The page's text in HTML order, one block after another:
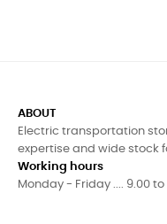
ABOUT
Electric transportation
expertise and wide stock
Working hours
Monday - Friday .... 9.00 to